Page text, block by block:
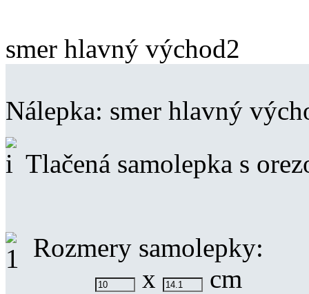
smer hlavný východ2
Nálepka: smer hlavný
Tlačená samolepka s
Rozmery samolepky:
x
cm